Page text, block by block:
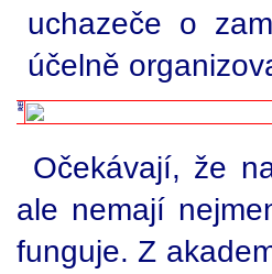
uchazeče o
účelně
Očekávají, že
ale nemají
funguje. Z